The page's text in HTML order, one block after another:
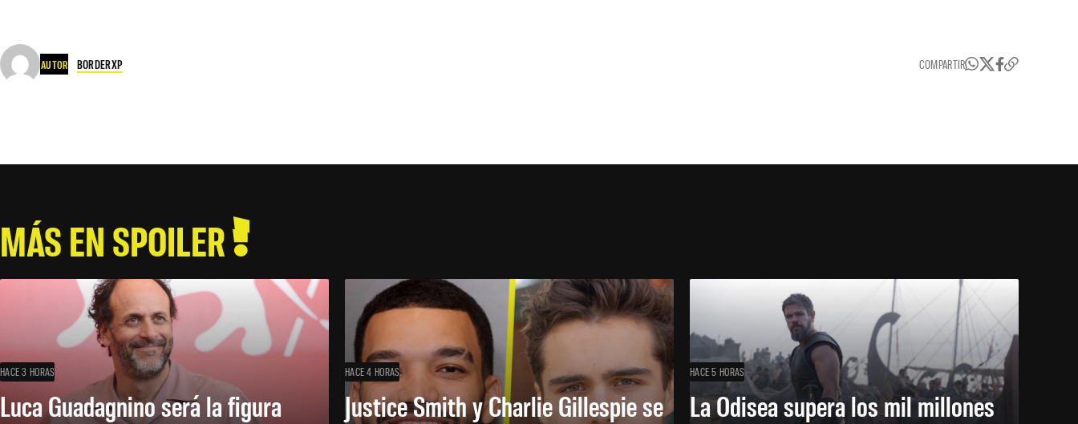
AUTOR BORDERXP COMPARTIR
MÁS EN SPOILER
HACE 3 HORAS
Luca Guadagnino será la figura
HACE 4 HORAS
Justice Smith y Charlie Gillespie se
HACE 5 HORAS
La Odisea supera los mil millones